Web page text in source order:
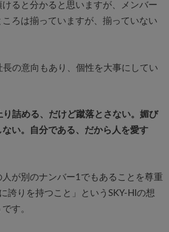
ると分かると思いますが、メンバー
ろは揃っていますが、揃っていない
長の意向もあり、個性を大事にしてい
り詰める、だけど蹴落とさない。媚び
い。自分である、だから人を愛す
が別のナンバー1でもあることを尊重
誇りを持つこと」というSKY-HIの想
す。